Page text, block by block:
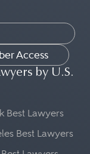
Access
by U.S.
Best Lawyers
Best Lawyers